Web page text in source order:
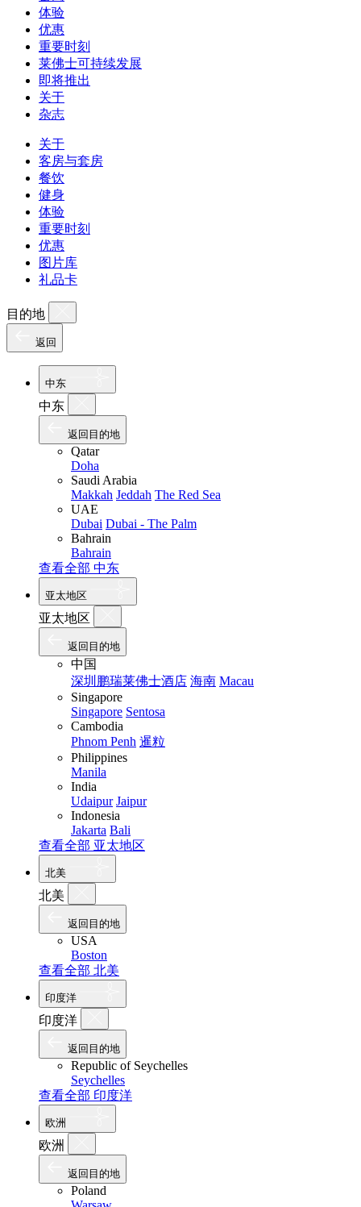
体验
优惠
重要时刻
莱佛士可持续发展
即将推出
关于
杂志
关于
客房与套房
餐饮
健身
体验
重要时刻
优惠
图片库
礼品卡
目的地
返回
中东
中东
返回目的地
Qatar
Doha
Saudi Arabia
Makkah Jeddah The Red Sea
UAE
Dubai Dubai - The Palm
Bahrain
Bahrain
查看全部 中东
亚太地区
亚太地区
返回目的地
中国
深圳鹏瑞莱佛士酒店 海南 Macau
Singapore
Singapore Sentosa
Cambodia
Phnom Penh 暹粒
Philippines
Manila
India
Udaipur Jaipur
Indonesia
Jakarta Bali
查看全部 亚太地区
北美
北美
返回目的地
USA
Boston
查看全部 北美
印度洋
印度洋
返回目的地
Republic of Seychelles
Seychelles
查看全部 印度洋
欧洲
欧洲
返回目的地
Poland